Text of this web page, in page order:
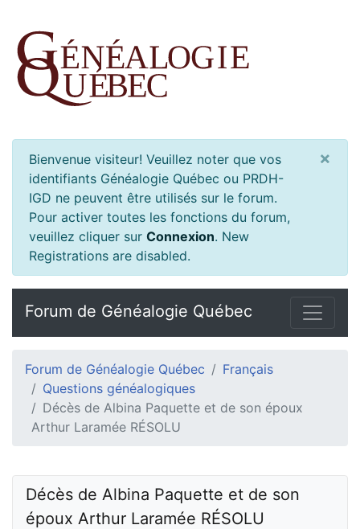
Bienvenue visiteur! Veuillez noter que vos
identifiants Généalogie Québec ou PRDH-
IGD ne peuvent être utilisés sur le forum.
Pour activer toutes les fonctions du forum,
veuillez cliquer sur Connexion. New
Registrations are disabled.
×
Forum de Généalogie Québec
Forum de Généalogie Québec
Français
Questions généalogiques
Décès de Albina Paquette et de son époux
Arthur Laramée RÉSOLU
Décès de Albina Paquette et de son
époux Arthur Laramée RÉSOLU